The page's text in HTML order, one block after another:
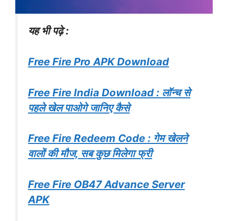
यह भी पढ़े :
Free Fire Pro APK Download
Free Fire India Download : लॉन्च से
पहले खेल पाओगे जानिए कैसे
Free Fire Redeem Code : गेम खेलने
वालों की मौज, सब कुछ मिलेगा फ्री
Free Fire OB47 Advance Server
APK